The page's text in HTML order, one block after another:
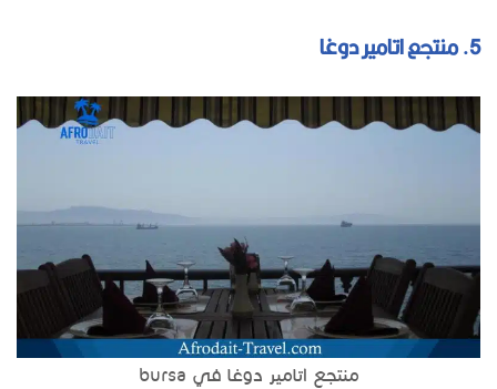
5. منتجع اتامير دوغا
منتجع اتامير دوغا في bursa